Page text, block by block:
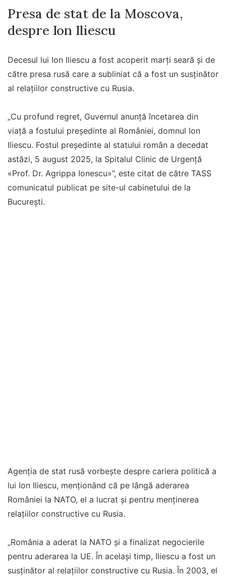
Presa de stat de la Moscova,
despre Ion Iliescu
Decesul lui Ion Iliescu a fost acoperit marți seară și de
către presa rusă care a subliniat că a fost un susținător
al relațiilor constructive cu Rusia.
„Cu profund regret, Guvernul anunță încetarea din
viață a fostului președinte al României, domnul Ion
Iliescu. Fostul președinte al statului român a decedat
astăzi, 5 august 2025, la Spitalul Clinic de Urgență
«Prof. Dr. Agrippa Ionescu»”, este citat de către TASS
comunicatul publicat pe site-ul cabinetului de la
București.
Agenția de stat rusă vorbește despre cariera politică a
lui Ion Iliescu, menționând că pe lângă aderarea
României la NATO, el a lucrat și pentru menținerea
relațiilor constructive cu Rusia.
„România a aderat la NATO și a finalizat negocierile
pentru aderarea la UE. În același timp, Iliescu a fost un
susținător al relațiilor constructive cu Rusia. În 2003, el